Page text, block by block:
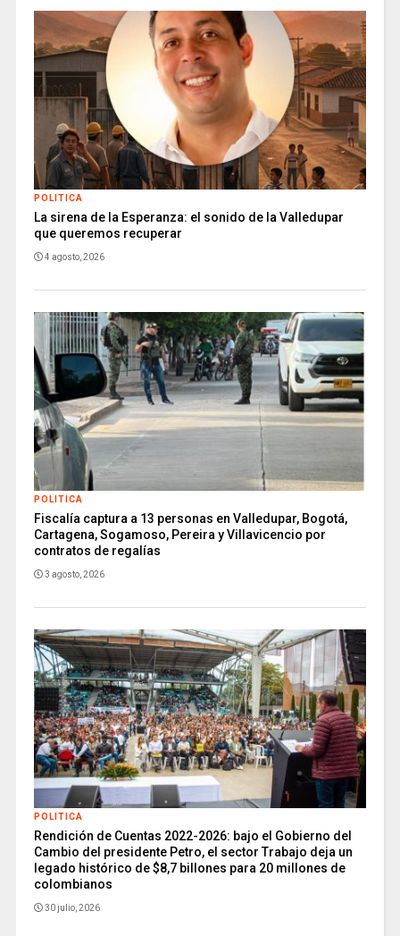
POLITICA
La sirena de la Esperanza: el sonido de la Valledupar
que queremos recuperar
4 agosto, 2026
POLITICA
Fiscalía captura a 13 personas en Valledupar, Bogotá,
Cartagena, Sogamoso, Pereira y Villavicencio por
contratos de regalías
3 agosto, 2026
POLITICA
Rendición de Cuentas 2022-2026: bajo el Gobierno del
Cambio del presidente Petro, el sector Trabajo deja un
legado histórico de $8,7 billones para 20 millones de
colombianos
30 julio, 2026